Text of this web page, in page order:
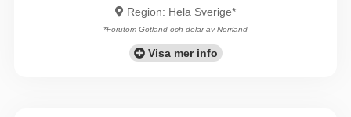
Region: Hela Sverige*
*Förutom Gotland och delar av Norrland
Visa mer info